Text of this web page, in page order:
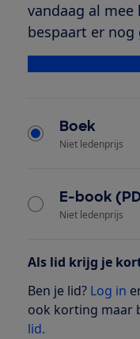
vandaag al
bespaart er nog
Boek
Niet ledenprijs
E-book
Niet ledenprijs
Als lid krijg je
Ben je lid? Log in
ook korting maar
lid.